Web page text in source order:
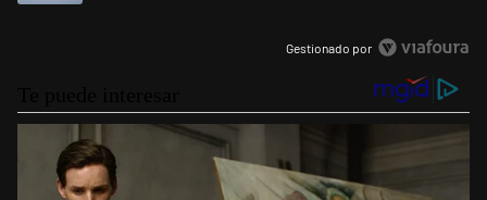
Gestionado por